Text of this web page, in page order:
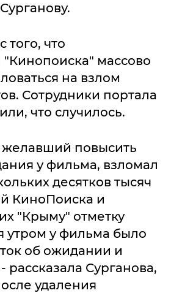
того, что
"Кинопоиска" массово
на взлом
Сотрудники портала
что случилось.
желавший повысить
у фильма, взломал
десятков тысяч
КиноПоиска и
"Крыму" отметку
утром у фильма было
об ожидании и
рассказала Сурганова,
удаления